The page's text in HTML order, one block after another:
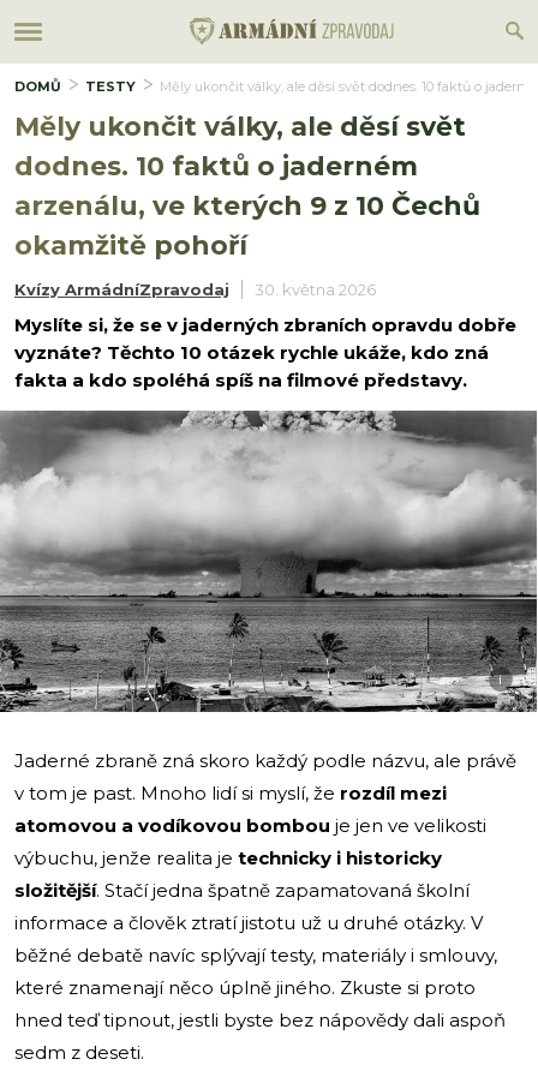
DOMŮ TESTY Měly ukončit války, ale děsí svět dodnes. 10 faktů o
Měly ukončit války, ale děsí svět
dodnes. 10 faktů o jaderném
arzenálu, ve kterých 9 z 10 Čechů
okamžitě pohoří
Kvízy ArmádníZpravodaj 30. května 2026
Myslíte si, že se v jaderných zbraních opravdu dobře
vyznáte? Těchto 10 otázek rychle ukáže, kdo zná
fakta a kdo spoléhá spíš na filmové představy.
i
Jaderné zbraně zná skoro každý podle názvu, ale právě
v tom je past. Mnoho lidí si myslí, že rozdíl mezi
atomovou a vodíkovou bombou je jen ve velikosti
výbuchu, jenže realita je technicky i historicky
složitější. Stačí jedna špatně zapamatovaná školní
informace a člověk ztratí jistotu už u druhé otázky. V
běžné debatě navíc splývají testy, materiály i smlouvy,
které znamenají něco úplně jiného. Zkuste si proto
hned teď tipnout, jestli byste bez nápovědy dali aspoň
sedm z deseti.